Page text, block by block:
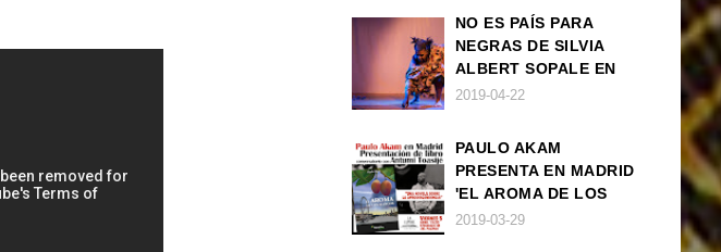
NO ES PAÍS PARA
NEGRAS DE SILVIA
ALBERT SOPALE EN
BARCELONA
2019-04-22
PAULO AKAM
PRESENTA EN MADRID
'EL AROMA DE LOS
MANGOS', UNA
2019-03-29